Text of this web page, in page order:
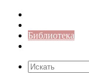
Библиотека